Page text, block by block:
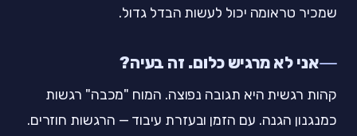
שמכיר טראומה יכול לעשות הבדל גדול.
אני לא מרגיש כלום. זה בעיה?
קהות רגשית היא תגובה נפוצה. המוח "מכבה" רגשות
כמנגנון הגנה. עם הזמן ובעזרת עיבוד — הרגשות חוזרים.